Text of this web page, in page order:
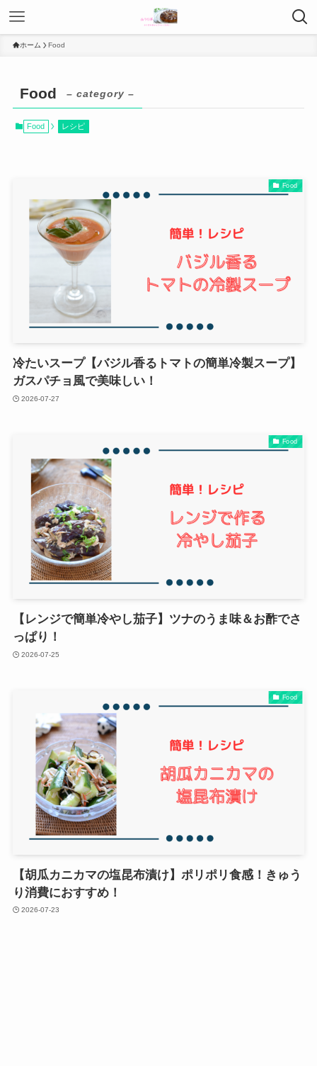
ホーム Food
Food – category –
Food レシピ
Food
冷たいスープ【バジル香るトマトの簡単冷製スープ】
ガスパチョ風で美味しい！
2026-07-27
Food
【レンジで簡単冷やし茄子】ツナのうま味＆お酢でさ
っぱり！
2026-07-25
Food
【胡瓜カニカマの塩昆布漬け】ポリポリ食感！きゅう
り消費におすすめ！
2026-07-23